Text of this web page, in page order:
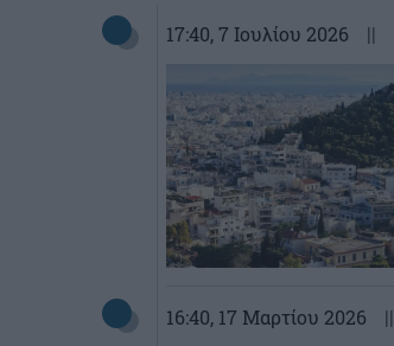
17:40, 7 Ιουλίου 2026 ||
16:40, 17 Μαρτίου 2026 ||